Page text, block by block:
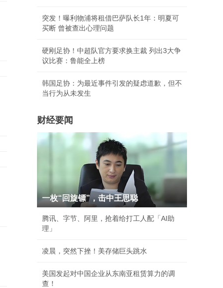
突发！曝利物浦将租借巴萨队长1年：明夏可
买断 曾被查出心理问题
硬刚足协！中超队官方要求换主裁 列出3大争
议比赛：鲁能全上榜
韩国足协：为最近事件引发的疑虑道歉，但不
当行为从未发生
财经要闻
一枚“回旋镖”，击中王思聪
腾讯、字节、阿里，抢着给打工人配「AI助
理」
凌晨，突然下挫！美存储巨头跳水
美国发起对中国企业从东南亚租赁算力的调
查！